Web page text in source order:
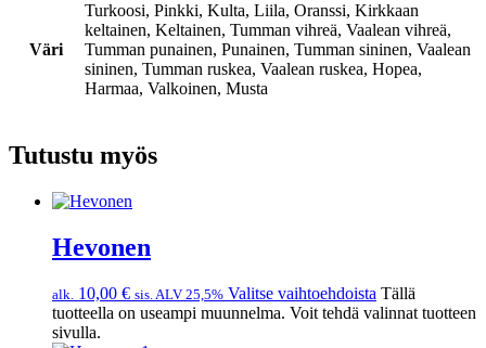
Väri
Turkoosi, Pinkki, Kulta, Liila, Oranssi, Kirkkaan
keltainen, Keltainen, Tumman vihreä, Vaalean vihreä,
Tumman punainen, Punainen, Tumman sininen, Vaalean
sininen, Tumman ruskea, Vaalean ruskea, Hopea,
Harmaa, Valkoinen, Musta
Tutustu myös
Hevonen
alk. 10,00 € sis. ALV 25,5% Valitse vaihtoehdoista Tällä
tuotteella on useampi muunnelma. Voit tehdä valinnat tuotteen
sivulla.